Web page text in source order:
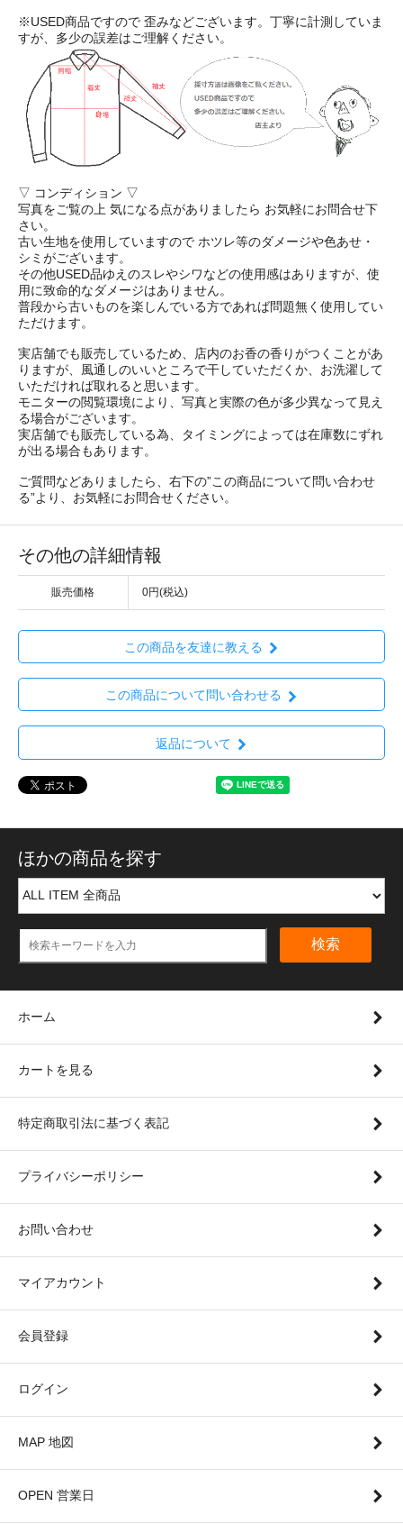
※USED商品ですので 歪みなどございます。丁寧に計測していま
すが、多少の誤差はご理解ください。
▽ コンディション ▽
写真をご覧の上 気になる点がありましたら お気軽にお問合せ下
さい。
古い生地を使用していますので ホツレ等のダメージや色あせ・
シミがございます。
その他USED品ゆえのスレやシワなどの使用感はありますが、使
用に致命的なダメージはありません。
普段から古いものを楽しんでいる方であれば問題無く使用してい
ただけます。
実店舗でも販売しているため、店内のお香の香りがつくことがあ
りますが、風通しのいいところで干していただくか、お洗濯して
いただければ取れると思います。
モニターの閲覧環境により、写真と実際の色が多少異なって見え
る場合がございます。
実店舗でも販売している為、タイミングによっては在庫数にずれ
が出る場合もあります。
ご質問などありましたら、右下の”この商品について問い合わせ
る”より、お気軽にお問合せください。
その他の詳細情報
販売価格 0円(税込)
この商品を友達に教える
この商品について問い合わせる
返品について
ほかの商品を探す
検索
ホーム
カートを見る
特定商取引法に基づく表記
プライバシーポリシー
お問い合わせ
マイアカウント
会員登録
ログイン
MAP 地図
OPEN 営業日